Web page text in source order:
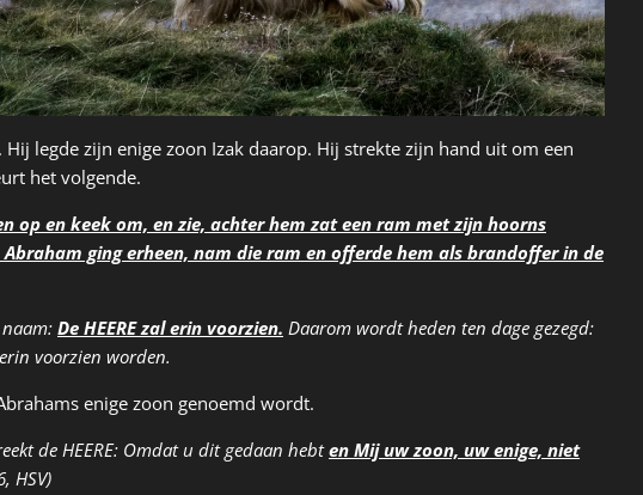
legde zijn enige zoon Izak daarop. Hij strekte zijn hand uit om een
het volgende.
op en keek om, en zie, achter hem zat een ram met zijn hoorns
ging erheen, nam die ram en offerde hem als brandoffer in de
De HEERE zal erin voorzien. Daarom wordt heden ten dage gezegd:
voorzien worden.
enige zoon genoemd wordt.
de HEERE: Omdat u dit gedaan hebten Mij uw zoon, uw enige, niet
HSV)